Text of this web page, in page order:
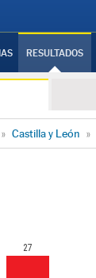
RESULTADOS
» Castilla y León »
27